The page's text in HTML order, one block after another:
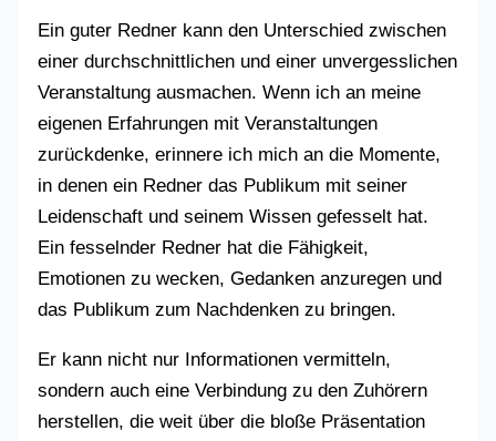
Ein guter Redner kann den Unterschied zwischen
einer durchschnittlichen und einer unvergesslichen
Veranstaltung ausmachen. Wenn ich an meine
eigenen Erfahrungen mit Veranstaltungen
zurückdenke, erinnere ich mich an die Momente,
in denen ein Redner das Publikum mit seiner
Leidenschaft und seinem Wissen gefesselt hat.
Ein fesselnder Redner hat die Fähigkeit,
Emotionen zu wecken, Gedanken anzuregen und
das Publikum zum Nachdenken zu bringen.
Er kann nicht nur Informationen vermitteln,
sondern auch eine Verbindung zu den Zuhörern
herstellen, die weit über die bloße Präsentation